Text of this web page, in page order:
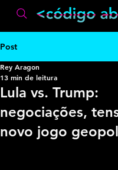
Post
Lula vs. Trump:
negociações,
novo jogo
Rey Aragon
13 min de leitura